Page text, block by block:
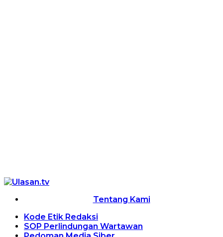
Tentang Kami
Kode Etik Redaksi
SOP Perlindungan Wartawan